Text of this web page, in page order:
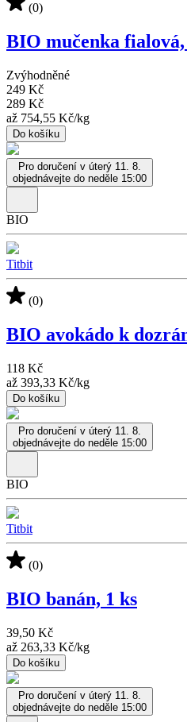
(0)
BIO mučenka fialová,
Zvýhodněné
249 Kč
289 Kč
až 754,55 Kč/kg
Do košíku
Pro doručení v úterý 11. 8.
objednávejte do neděle 15:00
BIO
Titbit
(0)
BIO avokádo k
118 Kč
až 393,33 Kč/kg
Do košíku
Pro doručení v úterý 11. 8.
objednávejte do neděle 15:00
BIO
Titbit
(0)
BIO banán, 1 ks
39,50 Kč
až 263,33 Kč/kg
Do košíku
Pro doručení v úterý 11. 8.
objednávejte do neděle 15:00